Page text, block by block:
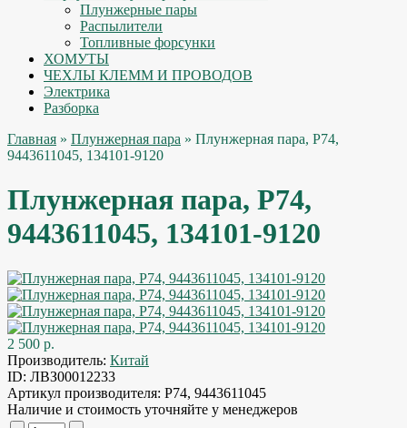
Плунжерные пары
Распылители
Топливные форсунки
ХОМУТЫ
ЧЕХЛЫ КЛЕММ И ПРОВОДОВ
Электрика
Разборка
Главная » Плунжерная пара » Плунжерная пара, P74,
9443611045, 134101-9120
Плунжерная пара, P74,
9443611045, 134101-9120
2 500 р.
Производитель: Китай
ID: ЛВЗ00012233
Артикул производителя: P74, 9443611045
Наличие и стоимость уточняйте у менеджеров